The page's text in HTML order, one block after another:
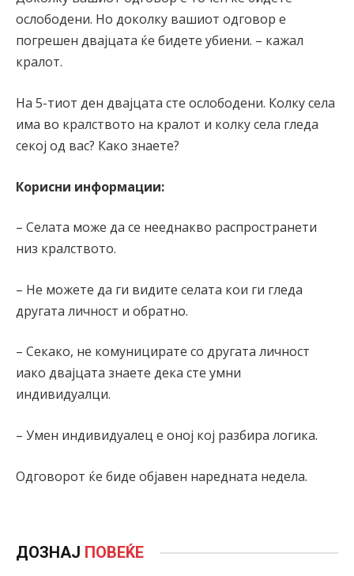
ослободени. Но доколку вашиот одговор е
погрешен двајцата ќе бидете убиени. – кажал
кралот.
На 5-тиот ден двајцата сте ослободени. Колку села
има во кралството на кралот и колку села гледа
секој од вас? Како знаете?
Корисни информации:
– Селата може да се нееднакво распространети
низ кралството.
– Не можете да ги видите селата кои ги гледа
другата личност и обратно.
– Секако, не комуницирате со другата личност
иако двајцата знаете дека сте умни
индивидуалци.
– Умен индивидуалец е оној кој разбира логика.
Одговорот ќе биде објавен наредната недела.
ДОЗНАЈ ПОВЕЌЕ